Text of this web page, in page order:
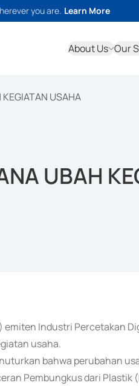
you are. Learn More
About Us Our
USAHA
UBAH
emiten Industri Percetakan
usaha.
bahwa perubahan
Pembungkus dari Plastik